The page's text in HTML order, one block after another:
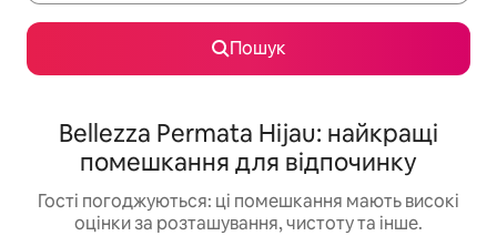
Пошук
Bellezza Permata Hijau: найкращі
помешкання для відпочинку
Гості погоджуються: ці помешкання мають високі
оцінки за розташування, чистоту та інше.